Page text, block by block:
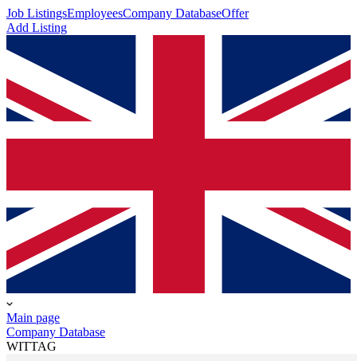
Job ListingsEmployeesCompany DatabaseOffer
Add Listing
Main page
Company Database
WITTAG